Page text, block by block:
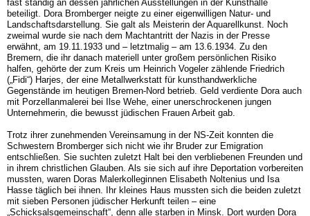
fast stän­dig an dessen jährlichen Ausstellungen in der Kunsthalle
beteiligt. Dora Bromberger neigte zu einer eigenwilligen Natur- und
Landschaftsdarstellung. Sie galt als Meisterin der Aquarellkunst. Noch
zweimal wurde sie nach dem Machtantritt der Nazis in der Presse
erwähnt, am 19.11.1933 und – letztmalig – am 13.6.1934. Zu den
Bremern, die ihr danach materiell unter großem persönlichen Risiko
halfen, gehörte der zum Kreis um Heinrich Vogeler zählende Friedrich
(„Fidi“) Harjes, der eine Metallwerkstatt für kunst­handwerkliche
Gegenstände im heutigen Bremen-Nord betrieb. Geld verdiente Dora auch
mit Porzellanmalerei bei Ilse Wehe, einer unerschrockenen jungen
Unternehmerin, die bewusst jüdischen Frauen Arbeit gab.
Trotz ihrer zunehmenden Vereinsamung in der NS-Zeit konnten die
Schwestern Brom­berger sich nicht wie ihr Bruder zur Emigration
entschließen. Sie suchten zuletzt Halt bei den verbliebenen Freunden und
in ihrem christlichen Glauben. Als sie sich auf ihre De­portation vorbereiten
mussten, waren Doras Malerkolleginnen Elisabeth Noltenius und Isa
Hasse täglich bei ihnen. Ihr kleines Haus mussten sich die beiden zuletzt
mit sieben Personen jüdischer Herkunft teilen – eine
„Schicksalsgemeinschaft“, denn alle starben in Minsk. Dort wurden Dora